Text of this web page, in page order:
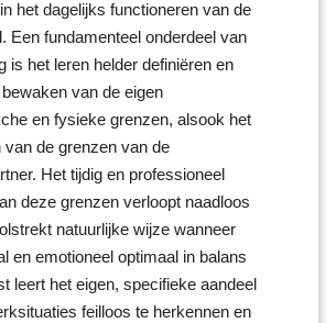
het dagelijks functioneren van de
Een fundamenteel onderdeel van
is het leren helder definiëren en
van de eigen
en fysieke grenzen, alsook het
van de grenzen van de
Het tijdig en professioneel
deze grenzen verloopt naadloos
natuurlijke wijze wanneer
en emotioneel optimaal in balans
leert het eigen, specifieke aandeel
feilloos te herkennen en